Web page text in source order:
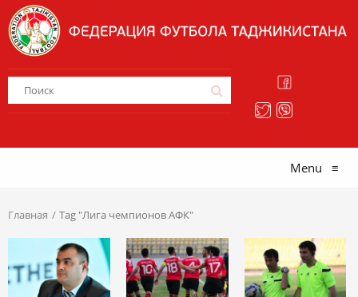
Menu ≡
Главная Tag "Лига чемпионов АФК"